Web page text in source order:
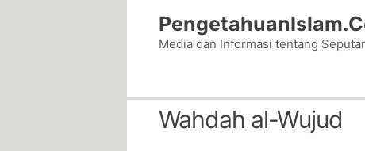
Media dan Informasi tentang
Wahdah al-Wujud